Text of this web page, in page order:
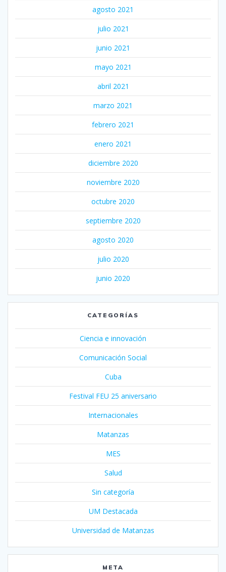
agosto 2021
julio 2021
junio 2021
mayo 2021
abril 2021
marzo 2021
febrero 2021
enero 2021
diciembre 2020
noviembre 2020
octubre 2020
septiembre 2020
agosto 2020
julio 2020
junio 2020
CATEGORÍAS
Ciencia e innovación
Comunicación Social
Cuba
Festival FEU 25 aniversario
Internacionales
Matanzas
MES
Salud
Sin categoría
UM Destacada
Universidad de Matanzas
META